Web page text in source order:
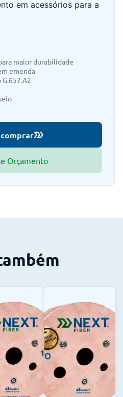
em acessórios para a
maior durabilidade
emenda
Orçamento